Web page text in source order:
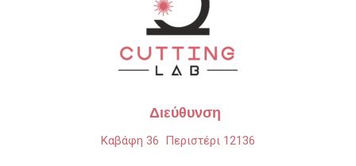
Διεύθυνση
Καβάφη 36 Περιστέρι 12136